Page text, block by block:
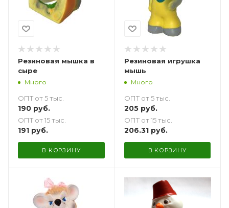
Резиновая мышка в
сыре
Много
ОПТ от 5 тыс.
190 руб.
ОПТ от 15 тыс.
191 руб.
В КОРЗИНУ
Резиновая игрушка
мышь
Много
ОПТ от 5 тыс.
205руб.
ОПТ от 15 тыс.
206.31руб.
В КОРЗИНУ